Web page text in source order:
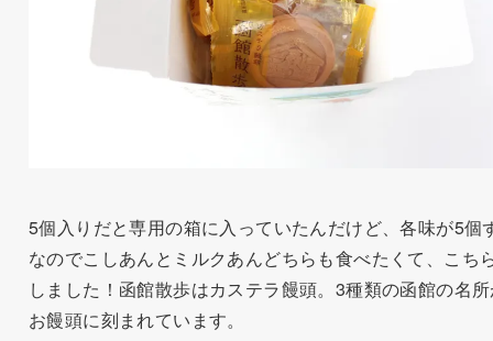
5個入りだと専用の箱に入っていたんだけど、各味が5個
なのでこしあんとミルクあんどちらも食べたくて、こち
しました！函館散歩はカステラ饅頭。3種類の函館の名
お饅頭に刻まれています。